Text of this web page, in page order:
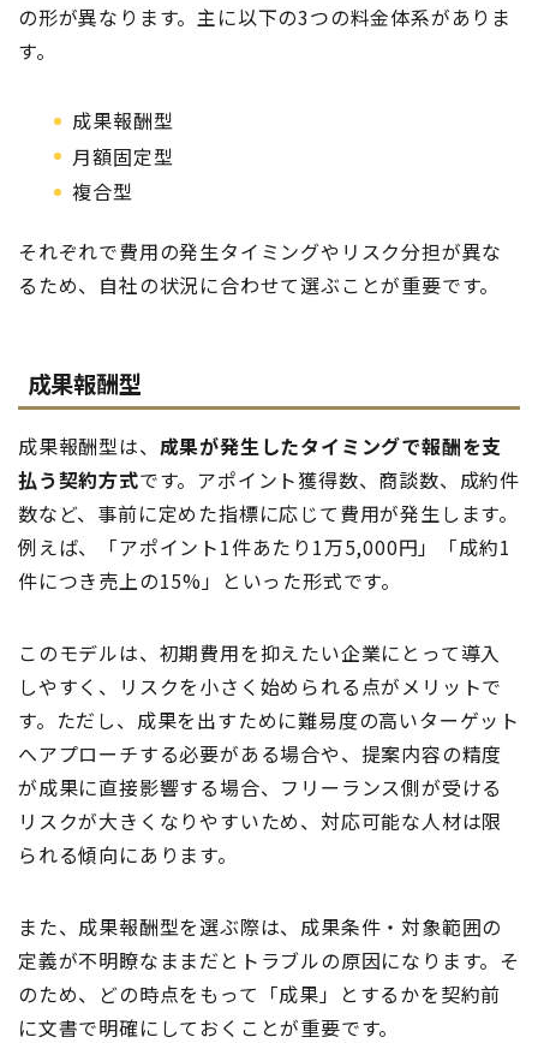
の形が異なります。主に以下の3つの料金体系がありま
す。
成果報酬型
月額固定型
複合型
それぞれで費用の発生タイミングやリスク分担が異な
るため、自社の状況に合わせて選ぶことが重要です。
成果報酬型
成果報酬型は、 成果が発生したタイミングで報酬を支
払う契約方式です。アポイント獲得数、商談数、成約件
数など、事前に定めた指標に応じて費用が発生します。
例えば、「アポイント1件あたり1万5,000円」「成約1
件につき売上の15%」といった形式です。
このモデルは、初期費用を抑えたい企業にとって導入
しやすく、リスクを小さく始められる点がメリットで
す。ただし、成果を出すために難易度の高いターゲット
へアプローチする必要がある場合や、提案内容の精度
が成果に直接影響する場合、フリーランス側が受ける
リスクが大きくなりやすいため、対応可能な人材は限
られる傾向にあります。
また、成果報酬型を選ぶ際は、成果条件・対象範囲の
定義が不明瞭なままだとトラブルの原因になります。そ
のため、どの時点をもって「成果」とするかを契約前
に文書で明確にしておくことが重要です。